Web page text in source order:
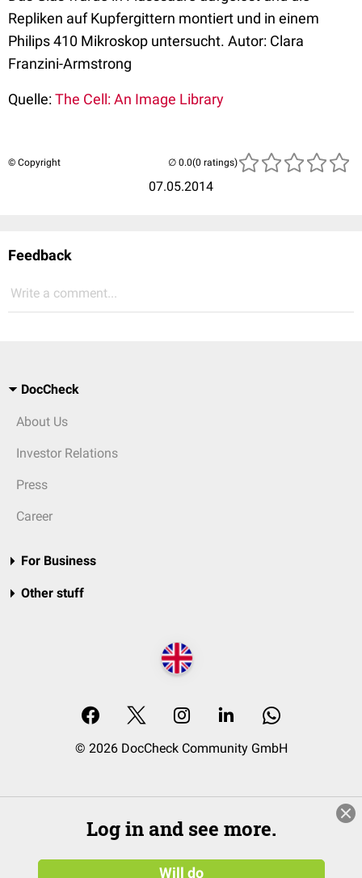
Repliken auf Kupfergittern montiert und in einem
Philips 410 Mikroskop untersucht. Autor: Clara
Franzini-Armstrong
Quelle:The Cell: An Image Library
© Copyright
07.05.2014
(0 ratings)
Feedback
Write a comment...
DocCheck
About Us
Investor Relations
Press
Career
For Business
Other stuff
© 2026 DocCheck Community GmbH
Log in and see more.
Will do